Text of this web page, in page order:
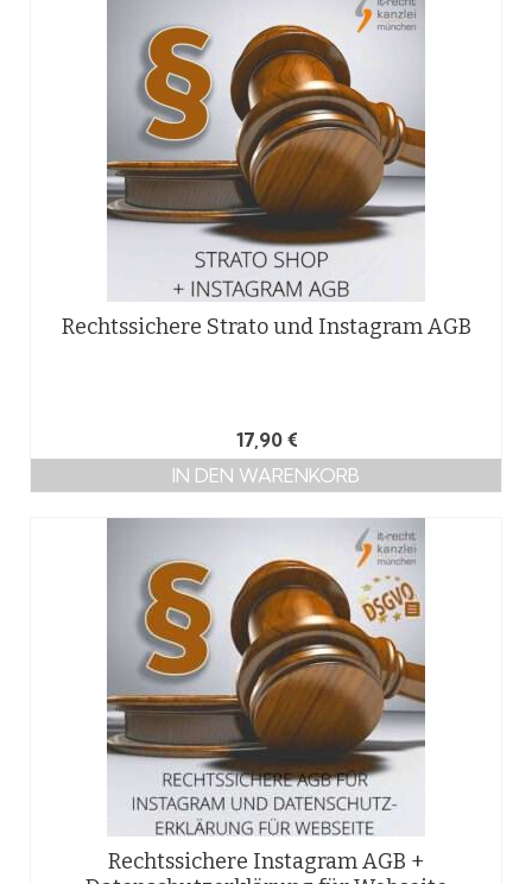
Rechtssichere Strato und Instagram AGB
17,90 €
IN DEN WARENKORB
Rechtssichere Instagram AGB +